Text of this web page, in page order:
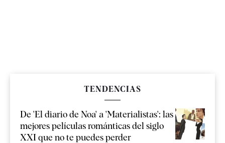
TENDENCIAS
De 'El diario de Noa' a 'Materialistas': las
mejores películas románticas del siglo
XXI que no te puedes perder